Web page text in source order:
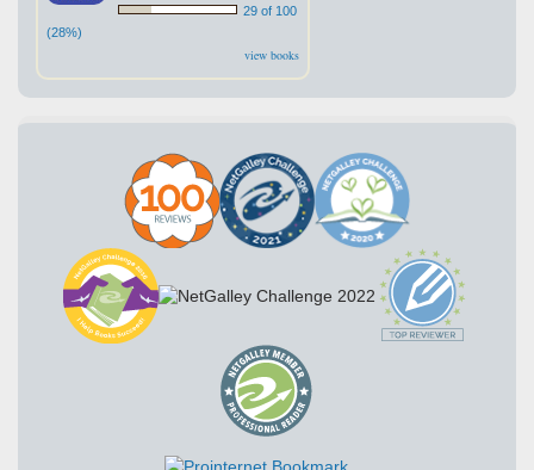
29 of 100
(28%)
view books